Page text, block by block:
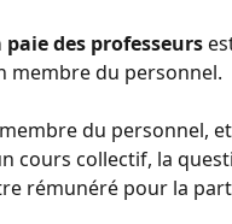
des professeurs
membre du personnel.
du personnel,
cours collectif, la
rémunéré pour la